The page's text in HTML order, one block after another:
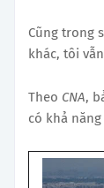
Cũng trong
khác, tôi
Theo CNA,
có khả